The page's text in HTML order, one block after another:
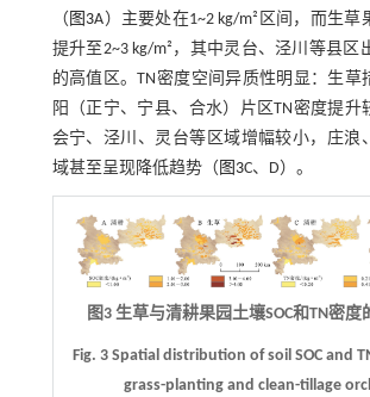
（ 图3A）主要处在1~2 kg/m²区间，而生草
提升至2~3 kg/m²，其中灵台、泾川等县区
的高值区。TN密度空间异质性明显：生草
阳（正宁、宁县、合水）片区TN密度提升
会宁、泾川、灵台等区域增幅较小，庄浪
域甚至呈现降低趋势（ 图3C、D）。
图3 生草与清耕果园土壤SOC和TN密度
Fig. 3 Spatial distribution of soil SOC and
grass-planting and clean-tillage